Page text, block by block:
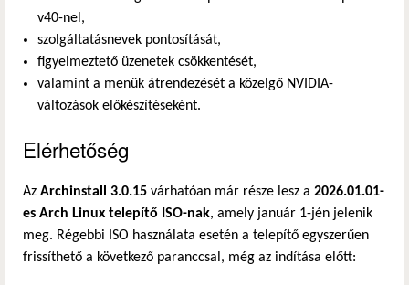
v40-nel,
szolgáltatásnevek pontosítását,
figyelmeztető üzenetek csökkentését,
valamint a menük átrendezését a közelgő NVIDIA-
változások előkészítéseként.
Elérhetőség
Az Archinstall 3.0.15 várhatóan már része lesz a 2026.01.01-
es Arch Linux telepítő ISO-nak, amely január 1-jén jelenik
meg. Régebbi ISO használata esetén a telepítő egyszerűen
frissíthető a következő paranccsal, még az indítása előtt: